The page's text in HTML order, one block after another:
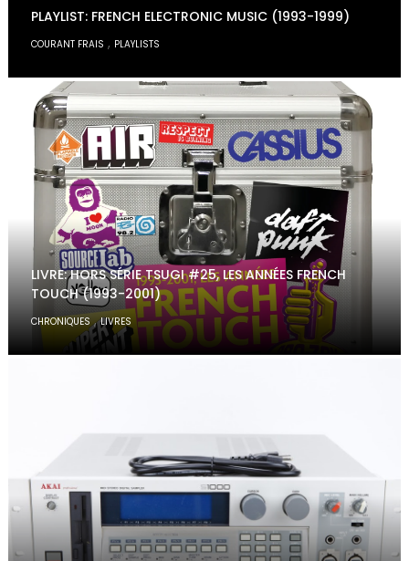
PLAYLIST: FRENCH ELECTRONIC MUSIC (1993-1999)
COURANT FRAIS , PLAYLISTS
LIVRE: HORS SÉRIE TSUGI #25, LES ANNÉES FRENCH
TOUCH (1993-2001)
CHRONIQUES,LIVRES